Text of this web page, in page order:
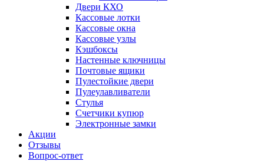
Двери КХО
Кассовые лотки
Кассовые окна
Кассовые узлы
Кэшбоксы
Настенные ключницы
Почтовые ящики
Пулестойкие двери
Пулеулавливатели
Стулья
Счетчики купюр
Электронные замки
Акции
Отзывы
Вопрос-ответ